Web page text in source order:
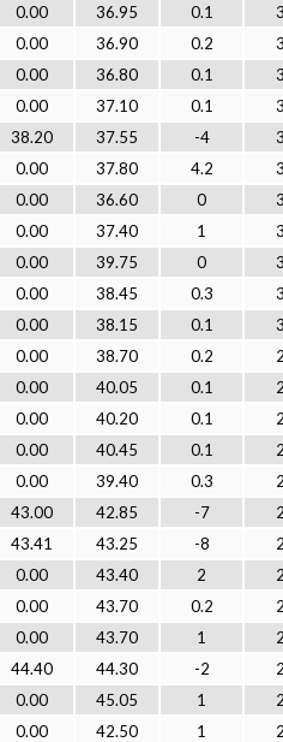
0.00 36.95 0.1
0.00 36.90 0.2
0.00 36.80 0.1
0.00 37.10 0.1
38.20 37.55 -4
0.00 37.80 4.2
0.00 36.60 0
0.00 37.40 1
0.00 39.75 0
0.00 38.45 0.3
0.00 38.15 0.1
0.00 38.70 0.2
0.00 40.05 0.1
0.00 40.20 0.1
0.00 40.45 0.1
0.00 39.40 0.3
43.00 42.85 -7
43.41 43.25 -8
0.00 43.40 2
0.00 43.70 0.2
0.00 43.70 1
44.40 44.30 -2
0.00 45.05 1
0.00 42.50 1